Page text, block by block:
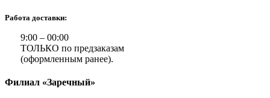
Работа доставки:
9:00 – 00:00
ТОЛЬКО по предзаказам
(оформленным ранее).
Филиал «Заречный»